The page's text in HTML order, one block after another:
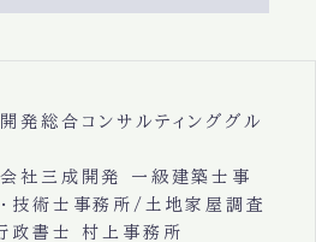
発総合コンサルティンググル
社三成開発 一級建築士事
技術士事務所/土地家屋調査
政書士 村上事務所